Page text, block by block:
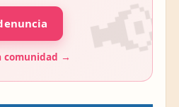
comunidad →